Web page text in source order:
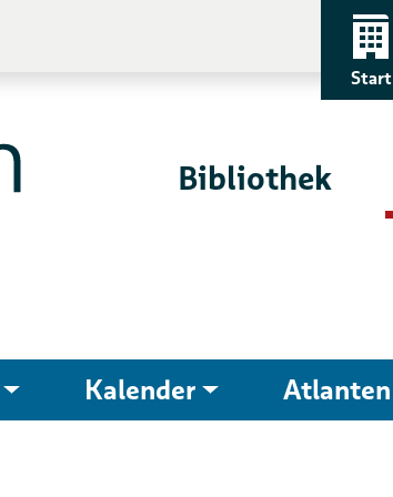
Start
Bibliothek
Kalender Atlanten